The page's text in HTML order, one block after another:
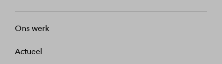
Ons werk
Actueel